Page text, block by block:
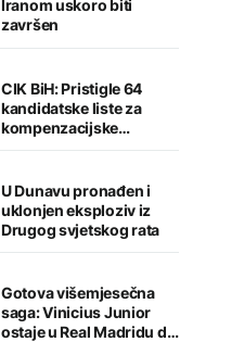
Iranom uskoro biti
završen
CIK BiH: Pristigle 64
kandidatske liste za
kompenzacijske
mandate
U Dunavu pronađen i
uklonjen eksploziv iz
Drugog svjetskog rata
Gotova višemjesečna
saga: Vinicius Junior
ostaje u Real Madridu do